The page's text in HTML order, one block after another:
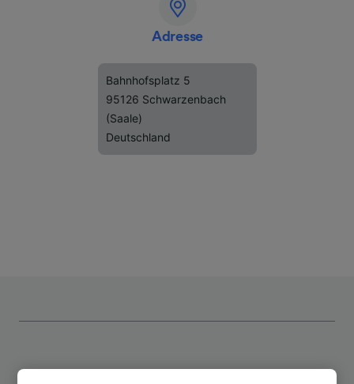
Adresse
Bahnhofsplatz 5
95126 Schwarzenbach
(Saale)
Deutschland